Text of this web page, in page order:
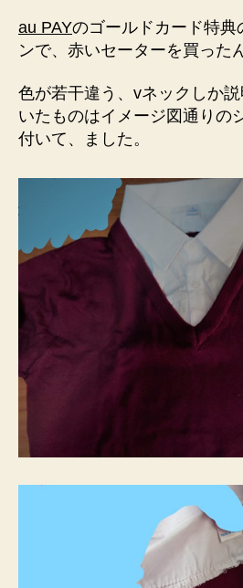
au PAYのゴールドカード特典
ンで、赤いセーターを買った
色が若干違う、vネックしか
いたものはイメージ図通りの
付いて、ました。